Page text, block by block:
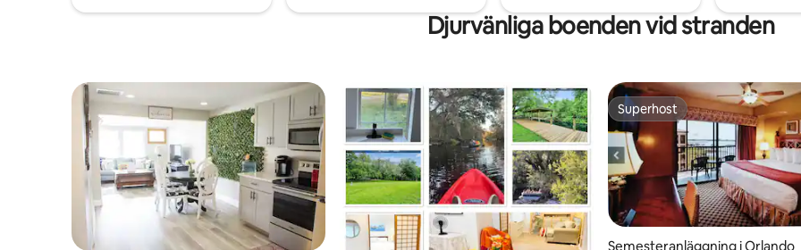
Djurvänliga boenden vid stranden
Superhost
Superhost
Semesteranläggning i Orlando